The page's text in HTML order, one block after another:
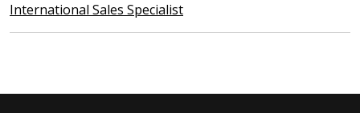
International Sales Specialist